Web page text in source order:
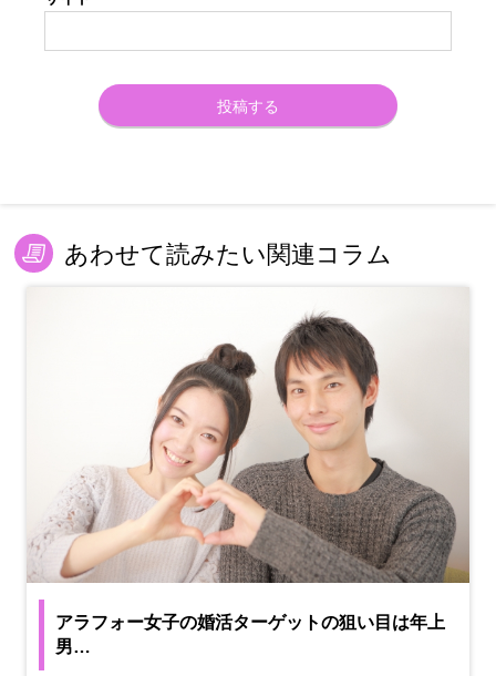
あわせて読みたい関連コラム
アラフォー女子の婚活ターゲットの狙い目は年上
男…